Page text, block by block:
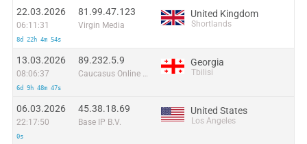
22.03.2026
06:11:31
8d 22h 4m 54s
81.99.47.123
Virgin Media
United Kingdom
Shortlands
13.03.2026
08:06:37
6d 9h 48m 47s
89.232.5.9
Caucasus Online LLC
Georgia
Tbilisi
06.03.2026
22:17:50
0s
45.38.18.69
Base IP B.V.
United States
Los Angeles